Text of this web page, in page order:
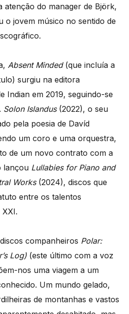
atenção do manager de Björk,
o jovem músico no sentido de
Absent Minded(que incluía a
surgiu na editora
Indian em 2019, seguindo-se
Solon Islandus(2022), o seu
pela poesia de Davíd
um coro e uma orquestra,
de um novo contrato com a
lançou Lullabies for Piano and
Works(2024), discos que
entre os talentos
companheiros Polar:
Log) (este último com a voz
nos uma viagem a um
Um mundo gelado,
de montanhas e vastos